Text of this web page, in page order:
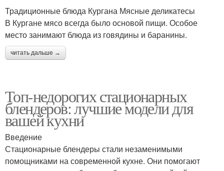
Традиционные блюда Кургана Мясные деликатесы
В Кургане мясо всегда было основой пищи. Особое
место занимают блюда из говядины и баранины.
читать дальше →
Топ-недорогих стационарных
блендеров: лучшие модели для
вашей кухни
Введение
Стационарные блендеры стали незаменимыми
помощниками на современной кухне. Они помогают